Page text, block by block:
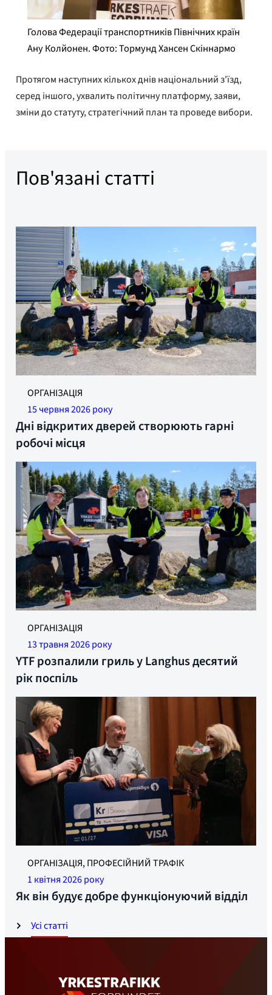
Голова Федерації транспортників Північних країн
Ану Колйонен. Фото: Тормунд Хансен Скіннармо
Протягом наступних кількох днів національний з'їзд,
серед іншого, ухвалить політичну платформу, заяви,
зміни до статуту, стратегічний план та проведе вибори.
Пов'язані статті
Усі статті
Найкращий настрій, коли YTF розпалили гриль у
Langhus. Фото: Ніклас К. Сьорбель
ОРГАНІЗАЦІЯ
15 червня 2026 року
Дні відкритих дверей створюють гарні
робочі місця
ОРГАНІЗАЦІЯ
13 травня 2026 року
YTF розпалили гриль у Langhus десятий
рік поспіль
ЧЕСТЬ, ЧЕСТЬ І ПЕРЕВІРКА: Курт Педерсен отримує
нагороду від Енн Крістін Мобакк із Gjensidige та лідера
профспілки Труде Санде. Фото: Øyvind Henriksen
ОРГАНІЗАЦІЯ, ПРОФЕСІЙНИЙ ТРАФІК
1 квітня 2026 року
Як він будує добре функціонуючий відділ